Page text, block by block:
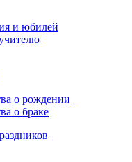
и юбилей
о рождении
о браке